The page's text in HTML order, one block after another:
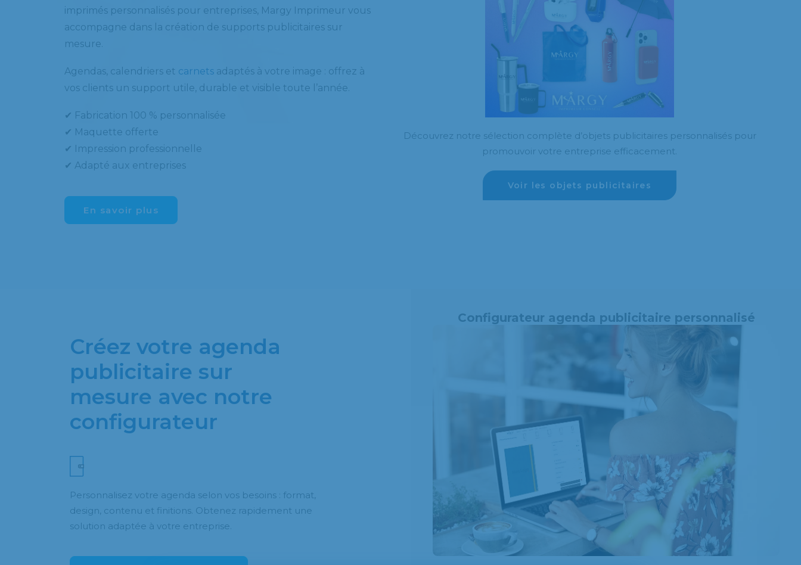
imprimés personnalisés pour entreprises, Margy Imprimeur vous
accompagne dans la création de supports publicitaires sur
mesure.
Agendas, calendriers et carnets adaptés à votre image : offrez à
vos clients un support utile, durable et visible toute l’année.
✔ Fabrication 100 % personnalisée
✔ Maquette offerte
✔ Impression professionnelle
✔ Adapté aux entreprises
En savoir plus
Découvrez notre sélection complète d’objets publicitaires personnalisés pour
promouvoir votre entreprise efficacement.
Voir les objets publicitaires
Créez votre agenda
publicitaire sur
mesure avec notre
configurateur
Personnalisez votre agenda selon vos besoins : format,
design, contenu et finitions. Obtenez rapidement une
solution adaptée à votre entreprise.
Configurateur agenda publicitaire personnalisé